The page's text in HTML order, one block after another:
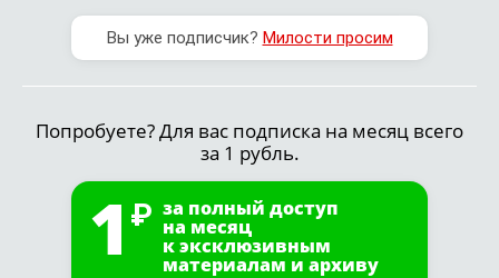
Вы уже подписчик? Милости просим
Попробуете? Для вас подписка на месяц всего
за 1 рубль.
1 за полный доступ
на месяц
к эксклюзивным
материалам и архиву